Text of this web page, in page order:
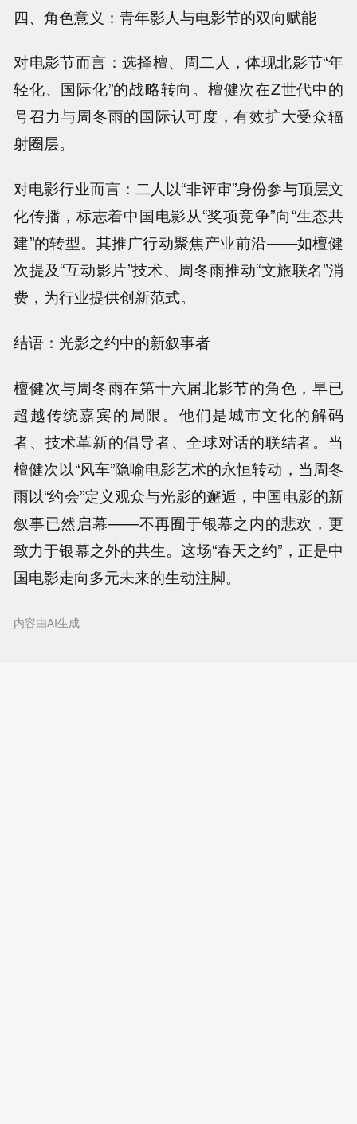
四、角色意义：青年影人与电影节的双向赋能
对电影节而言：选择檀、周二人，体现北影节“年
轻化、国际化”的战略转向。檀健次在Z世代中的
号召力与周冬雨的国际认可度，有效扩大受众辐
射圈层。
对电影行业而言：二人以“非评审”身份参与顶层文
化传播，标志着中国电影从“奖项竞争”向“生态共
建”的转型。其推广行动聚焦产业前沿——如檀健
次提及“互动影片”技术、周冬雨推动“文旅联名”消
费，为行业提供创新范式。
结语：光影之约中的新叙事者
檀健次与周冬雨在第十六届北影节的角色，早已
超越传统嘉宾的局限。他们是城市文化的解码
者、技术革新的倡导者、全球对话的联结者。当
檀健次以“风车”隐喻电影艺术的永恒转动，当周冬
雨以“约会”定义观众与光影的邂逅，中国电影的新
叙事已然启幕——不再囿于银幕之内的悲欢，更
致力于银幕之外的共生。这场“春天之约”，正是中
国电影走向多元未来的生动注脚。
内容由AI生成